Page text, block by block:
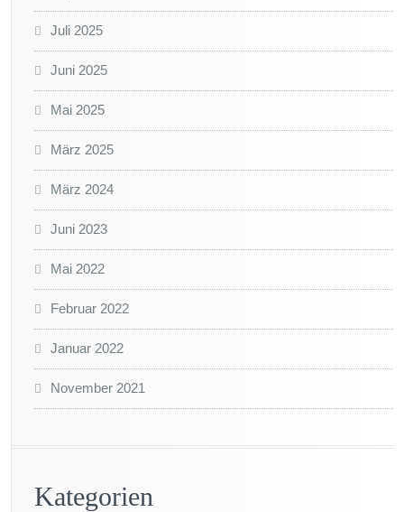
Juli 2025
Juni 2025
Mai 2025
März 2025
März 2024
Juni 2023
Mai 2022
Februar 2022
Januar 2022
November 2021
Kategorien